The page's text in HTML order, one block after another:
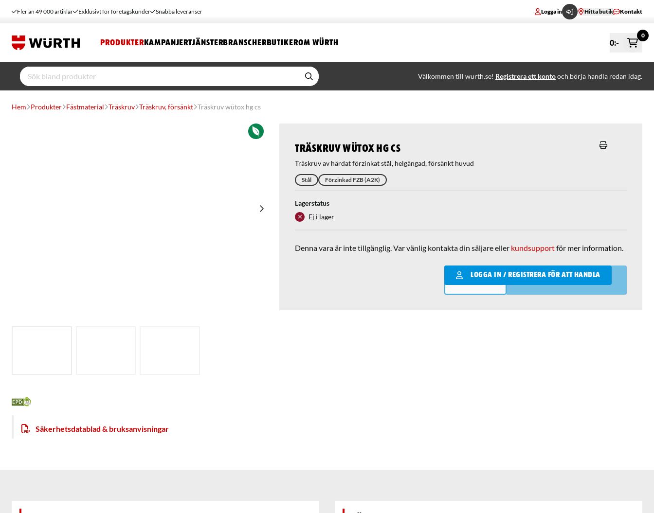
Fler än 49 000 artiklar Exklusivt för företagskunder Snabba leveranser Logga in Hitta butik Kontakt
PRODUKTER KAMPANJERTJÄNSTERBRANSCHERBUTIKEROM WÜRTH 0:-
0
Välkommen till wurth.se! Registrera ett kontooch börja handla redan idag.
Hem Produkter Fästmaterial Träskruv Träskruv, försänkt Träskruv wütox hg cs
Träskruv wütox hg cs
Träskruv av härdat förzinkat stål, helgängad, försänkt huvud
Stål Förzinkad FZB (A2K)
Lagerstatus
Ej i lager
Denna vara är inte tillgänglig. Var vänlig kontakta din säljare eller kundsupportför mer information.
LOGGA IN / REGISTRERA FÖR ATT HANDLA
Qantity
LÄGG I VARUKORGEN
Säkerhetsdatablad & bruksanvisningar